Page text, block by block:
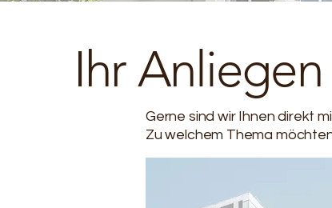
Ihr Anliegen
Gerne sind wir Ihnen direkt
Zu welchem Thema